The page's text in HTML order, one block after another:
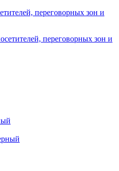
переговорных зон и